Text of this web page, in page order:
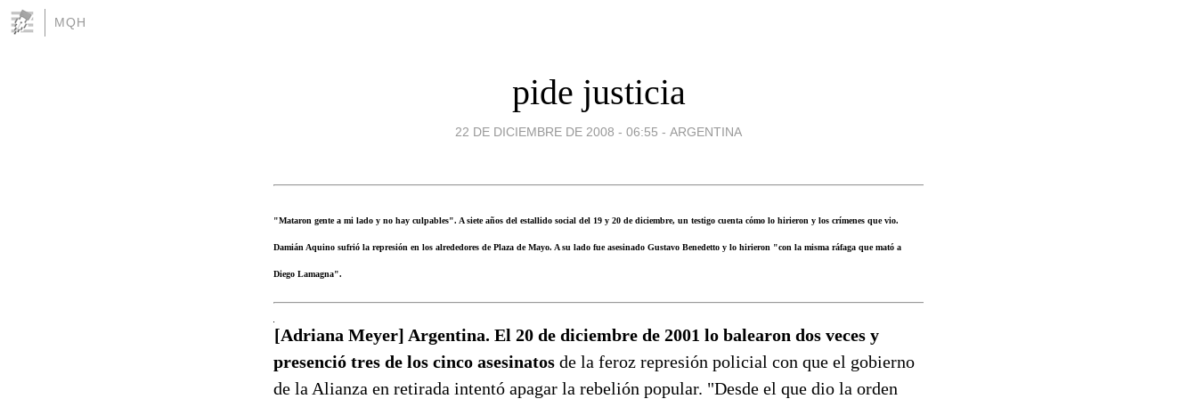
MQH
pide justicia
22 DE DICIEMBRE DE 2008 - 06:55 - ARGENTINA
"Mataron gente a mi lado y no hay culpables". A siete años del estallido social del 19 y 20 de diciembre, un testigo cuenta cómo lo hirieron y los crímenes que vio.
Damián Aquino sufrió la represión en los alrededores de Plaza de Mayo. A su lado fue asesinado Gustavo Benedetto y lo hirieron "con la misma ráfaga que mató a
Diego Lamagna".
[Adriana Meyer] Argentina. El 20 de diciembre de 2001 lo balearon dos veces y
presenció tres de los cinco asesinatos de la feroz represión policial con que el gobierno
de la Alianza en retirada intentó apagar la rebelión popular. "Desde el que dio la orden